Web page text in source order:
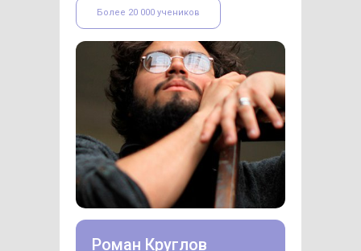
Роман Круглов
Более 20 000 учеников